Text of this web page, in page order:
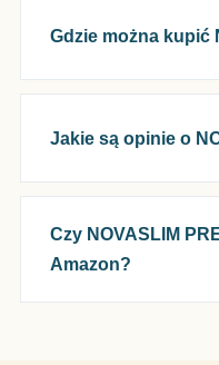
Gdzie można kupić
Jakie są opinie o
Czy NOVASLIM
Amazon?